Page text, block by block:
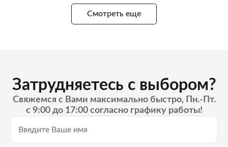
Смотреть еще
Затрудняетесь с выбором?
Свяжемся с Вами максимально быстро, Пн.-Пт.
с 9:00 до 17:00 согласно графику работы!